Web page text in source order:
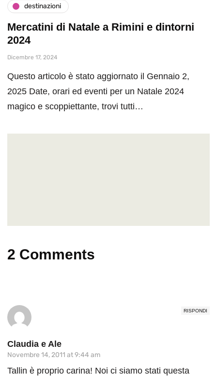
destinazioni
Mercatini di Natale a Rimini e dintorni
2024
Dicembre 17, 2024
Questo articolo è stato aggiornato il Gennaio 2,
2025 Date, orari ed eventi per un Natale 2024
magico e scoppiettante, trovi tutti…
2 Comments
RISPONDI
Claudia e Ale
Novembre 14, 2011 at 9:44 am
Tallin è proprio carina! Noi ci siamo stati questa